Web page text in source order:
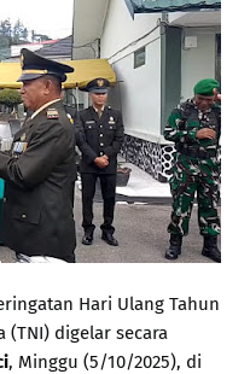
Hari Ulang Tahun
(TNI) digelar secara
, Minggu (5/10/2025), di